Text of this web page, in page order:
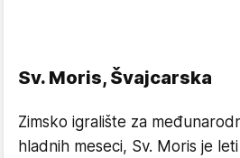
Sv. Moris, Švajcarska
Zimsko igralište za
hladnih meseci, Sv. Moris je